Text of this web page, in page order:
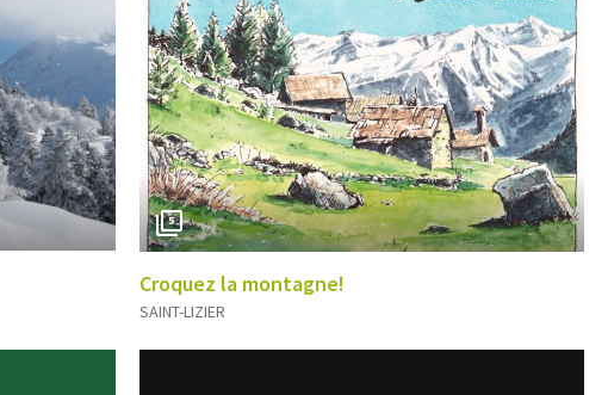
5
Croquez la montagne!
SAINT-LIZIER